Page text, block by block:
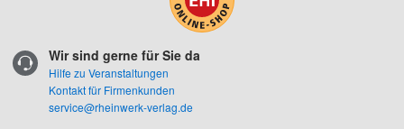
Wir sind gerne für Sie da
Hilfe zu Veranstaltungen
Kontakt für Firmenkunden
service@rheinwerk-verlag.de